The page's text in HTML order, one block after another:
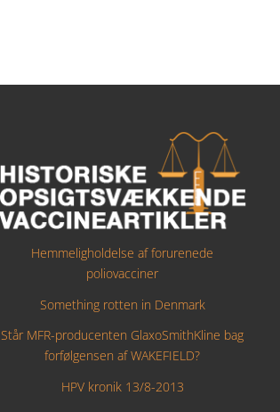
Hemmeligholdelse af forurenede
poliovacciner
Something rotten in Denmark
Står MFR-producenten GlaxoSmithKline bag
forfølgensen af WAKEFIELD?
HPV kronik 13/8-2013